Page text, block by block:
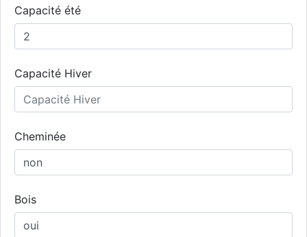
Capacité été
Capacité Hiver
Cheminée
Bois